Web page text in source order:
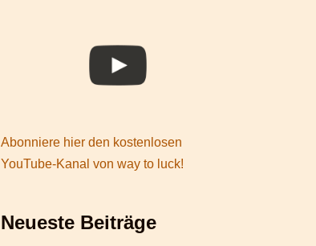
Abonniere hier den kostenlosen
YouTube-Kanal von way to luck!
Neueste Beiträge